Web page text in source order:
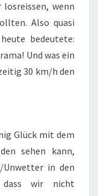
wenn
Also quasi
bedeutete:
Und was ein
30 km/h den
Glück mit dem
sehen kann,
in den
wir nicht